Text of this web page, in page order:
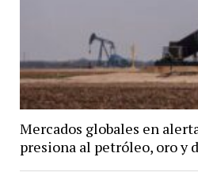
Mercados globales en
presiona al petróleo, oro y